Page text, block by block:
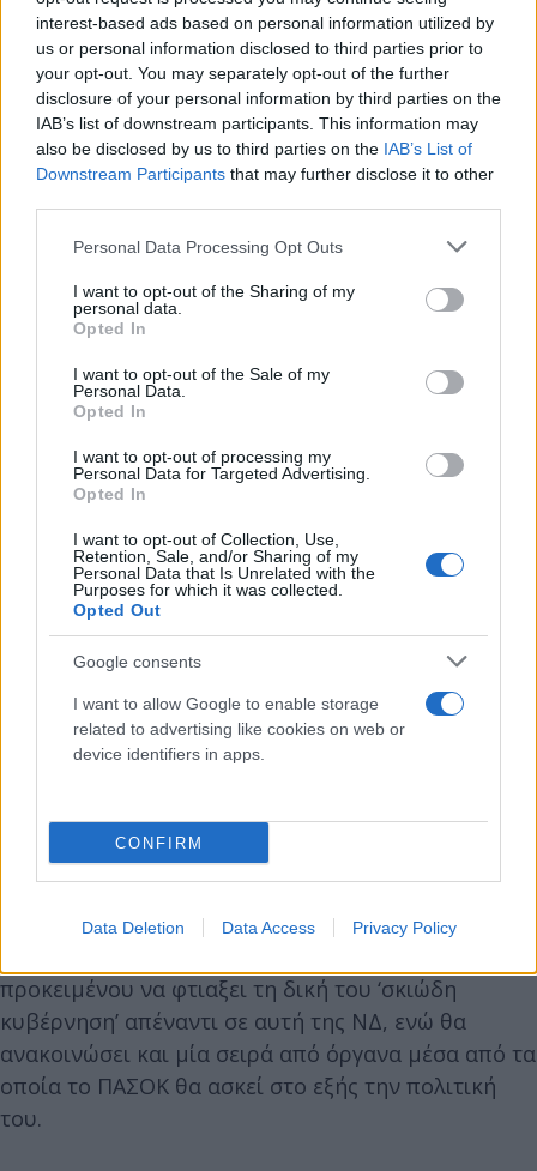
interest-based ads based on personal information utilized by
us or personal information disclosed to third parties prior to
your opt-out. You may separately opt-out of the further
disclosure of your personal information by third parties on the
IAB’s list of downstream participants. This information may
also be disclosed by us to third parties on the IAB’s List of
Downstream Participants that may further disclose it to other
Please note that this website/app uses one or more Google
not limited to your visit or usage behaviour. You may click to
grant or deny consent to Google and its third-party tags to
use your data for below specified purposes in below Google
consent section.
Personal Data Processing Opt Outs
I want to opt-out of the Sharing of my
personal data.
Opted In
I want to opt-out of the Sale of my
Personal Data.
Opted In
I want to opt-out of processing my
Personal Data for Targeted Advertising.
Opted In
I want to opt-out of Collection, Use,
Retention, Sale, and/or Sharing of my
Personal Data that Is Unrelated with the
Purposes for which it was collected.
Opted Out
Google consents
I want to allow Google to enable storage
related to advertising like cookies on web or
device identifiers in apps.
CONFIRM
Data Deletion Data Access Privacy Policy
Την ίδια ώρα, το κόμμα θα πρέπει να είναι αν μη τι
καθώς και να έχει ενεργό ρόλο στη Συνταγματική
Αναθεώρηση. Κοντολογίς, το ΠΑΣΟΚ θα πρέπει σε
κάθε κίνησή του να αποδεικνύει ότι είναι έτοιμο να
κυβερνήσει. Σε αυτό το πλαίσιο, ο Νίκος
προκειμένου να φτιαξει τη δική του ‘σκιώδη
κυβέρνηση’ απέναντι σε αυτή της ΝΔ, ενώ θα
ανακοινώσει και μία σειρά από όργανα μέσα από τα
οποία το ΠΑΣΟΚ θα ασκεί στο εξής την πολιτική
του.